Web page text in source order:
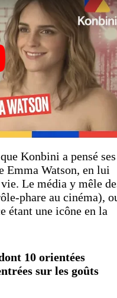
Konbini a pensé ses
Emma Watson, en lui
Le média y mêle
phare au cinéma),
étant une icône en la
10 orientées
sur les goûts